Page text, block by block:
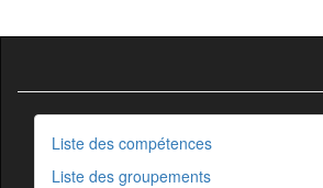
Liste des compétences
Liste des groupements